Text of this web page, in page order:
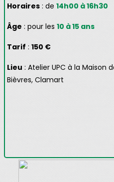
Horaires : de 14h00 à 16h30
Âge : pour les 10 à 15 ans
Tarif : 150 €
Lieu : Atelier UPC à la Maison
Bièvres, Clamart